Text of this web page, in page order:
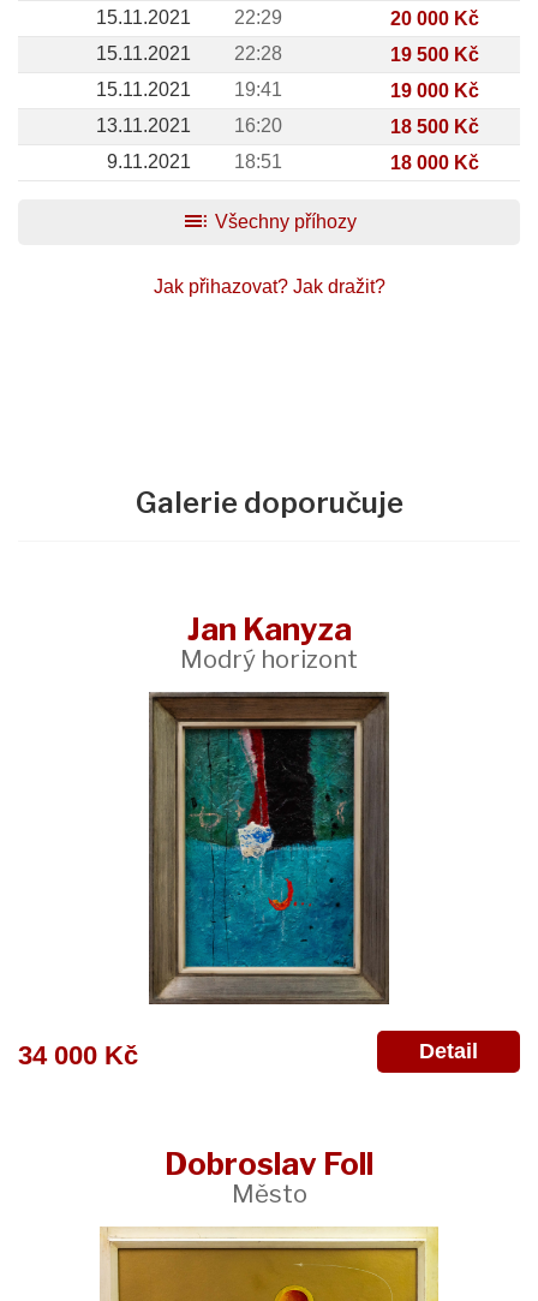
15.11.2021
22:29
20 000 Kč
15.11.2021
22:28
19 500 Kč
15.11.2021
19:41
19 000 Kč
13.11.2021
16:20
18 500 Kč
9.11.2021
18:51 18 000 Kč
toc Všechny příhozy
Jak přihazovat? Jak dražit?
Galerie doporučuje
Jan Kanyza
Modrý horizont
34 000 Kč Detail
Dobroslav Foll
Město